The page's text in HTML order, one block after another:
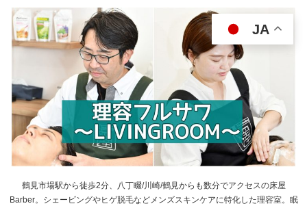
鶴見市場駅から徒歩2分、八丁畷/川崎/鶴見からも数分でアクセスの床屋
Barber。シェービングやヒゲ脱毛などメンズスキンケアに特化した理容室。眠
JA